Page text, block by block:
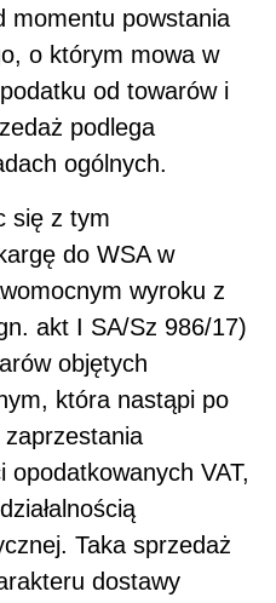
momentu powstania
o którym mowa w
od towarów i
podlega
ogólnych.
się z tym
do WSA w
wyroku z
akt I SA/Sz 986/17)
objętych
która nastąpi po
zaprzestania
VAT,
Taka sprzedaż
dostawy